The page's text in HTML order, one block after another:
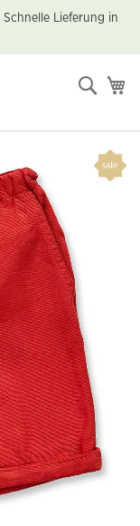
Lieferung in
Suche